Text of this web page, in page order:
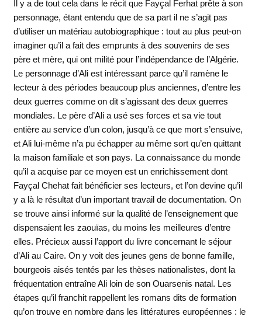
Il y a de tout cela dans le récit que Fayçal Ferhat prête à son
personnage, étant entendu que de sa part il ne s’agit pas
d’utiliser un matériau autobiographique : tout au plus peut-on
imaginer qu’il a fait des emprunts à des souvenirs de ses
père et mère, qui ont milité pour l’indépendance de l’Algérie.
Le personnage d’Ali est intéressant parce qu’il ramène le
lecteur à des périodes beaucoup plus anciennes, d’entre les
deux guerres comme on dit s’agissant des deux guerres
mondiales. Le père d’Ali a usé ses forces et sa vie tout
entière au service d’un colon, jusqu’à ce que mort s’ensuive,
et Ali lui-même n’a pu échapper au même sort qu’en quittant
la maison familiale et son pays. La connaissance du monde
qu’il a acquise par ce moyen est un enrichissement dont
Fayçal Chehat fait bénéficier ses lecteurs, et l’on devine qu’il
y a là le résultat d’un important travail de documentation. On
se trouve ainsi informé sur la qualité de l’enseignement que
dispensaient les zaouïas, du moins les meilleures d’entre
elles. Précieux aussi l’apport du livre concernant le séjour
d’Ali au Caire. On y voit des jeunes gens de bonne famille,
bourgeois aisés tentés par les thèses nationalistes, dont la
fréquentation entraîne Ali loin de son Ouarsenis natal. Les
étapes qu’il franchit rappellent les romans dits de formation
qu’on trouve en nombre dans les littératures européennes : le